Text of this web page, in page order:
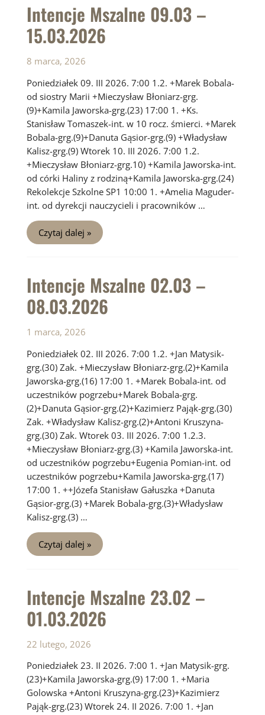
Intencje Mszalne 09.03 –
15.03.2026
8 marca, 2026
Poniedziałek 09. III 2026. 7:00 1.2. +Marek Bobala-
od siostry Marii +Mieczysław Błoniarz-grg.
(9)+Kamila Jaworska-grg.(23) 17:00 1. +Ks.
Stanisław Tomaszek-int. w 10 rocz. śmierci. +Marek
Bobala-grg.(9)+Danuta Gąsior-grg.(9) +Władysław
Kalisz-grg.(9) Wtorek 10. III 2026. 7:00 1.2.
+Mieczysław Błoniarz-grg.10) +Kamila Jaworska-int.
od córki Haliny z rodziną+Kamila Jaworska-grg.(24)
Rekolekcje Szkolne SP1 10:00 1. +Amelia Maguder-
int. od dyrekcji nauczycieli i pracowników …
Intencje
Mszalne
09.03
Czytaj dalej »
Intencje Mszalne 02.03 –
08.03.2026
1 marca, 2026
Poniedziałek 02. III 2026. 7:00 1.2. +Jan Matysik-
grg.(30) Zak. +Mieczysław Błoniarz-grg.(2)+Kamila
Jaworska-grg.(16) 17:00 1. +Marek Bobala-int. od
uczestników pogrzebu+Marek Bobala-grg.
(2)+Danuta Gąsior-grg.(2)+Kazimierz Pająk-grg.(30)
Zak. +Władysław Kalisz-grg.(2)+Antoni Kruszyna-
grg.(30) Zak. Wtorek 03. III 2026. 7:00 1.2.3.
+Mieczysław Błoniarz-grg.(3) +Kamila Jaworska-int.
od uczestników pogrzebu+Eugenia Pomian-int. od
uczestników pogrzebu+Kamila Jaworska-grg.(17)
17:00 1. ++Józefa Stanisław Gałuszka +Danuta
Gąsior-grg.(3) +Marek Bobala-grg.(3)+Władysław
Kalisz-grg.(3) …
Intencje
Mszalne
02.03
Czytaj dalej »
Intencje Mszalne 23.02 –
01.03.2026
22 lutego, 2026
Poniedziałek 23. II 2026. 7:00 1. +Jan Matysik-grg.
(23)+Kamila Jaworska-grg.(9) 17:00 1. +Maria
Golowska +Antoni Kruszyna-grg.(23)+Kazimierz
Pająk-grg.(23) Wtorek 24. II 2026. 7:00 1. +Jan